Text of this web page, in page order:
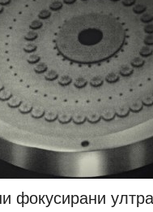
фокусирани